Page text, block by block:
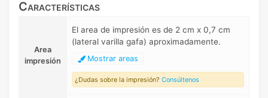
Características
Area
impresión
El area de impresión es de 2 cm x 0,7 cm
(lateral varilla gafa) aproximadamente.
Mostrar areas
¿Dudas sobre la impresión? Consúltenos